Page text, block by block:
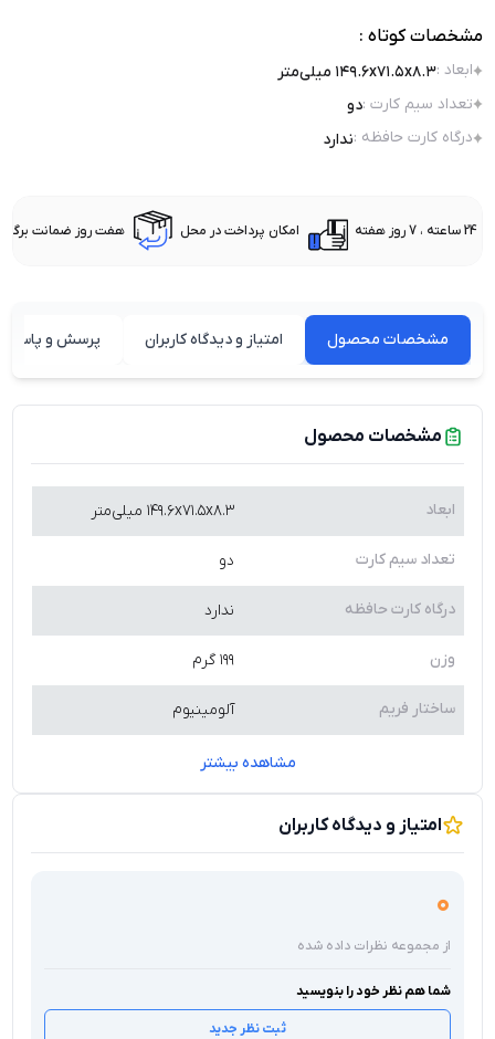
مشخصات کوتاه :
ابعاد :۱۴۹.۶x۷۱.۵x۸.۳ میلی‌متر
تعداد سیم کارت :دو
درگاه کارت حافظه :ندارد
24 ساعته ، 7 روز هفته امکان پرداخت در محل هفت روز ضمانت
مشخصات محصول امتیاز و دیدگاه کاربران پرسش و پاسخ
مشخصات محصول
ابعاد ۱۴۹.۶x۷۱.۵x۸.۳ میلی‌متر
تعداد سیم کارت دو
درگاه کارت حافظه ندارد
وزن ۱۹۹ گرم
ساختار فریم آلومینیوم
مشاهده بیشتر
امتیاز و دیدگاه کاربران
0
از مجموعه نظرات داده شده
شما هم نظر خود را بنویسید
ثبت نظر جدید